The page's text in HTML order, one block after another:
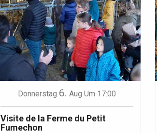
Donnerstag 6. Aug Um 17:00
Visite de la Ferme du Petit
Fumechon